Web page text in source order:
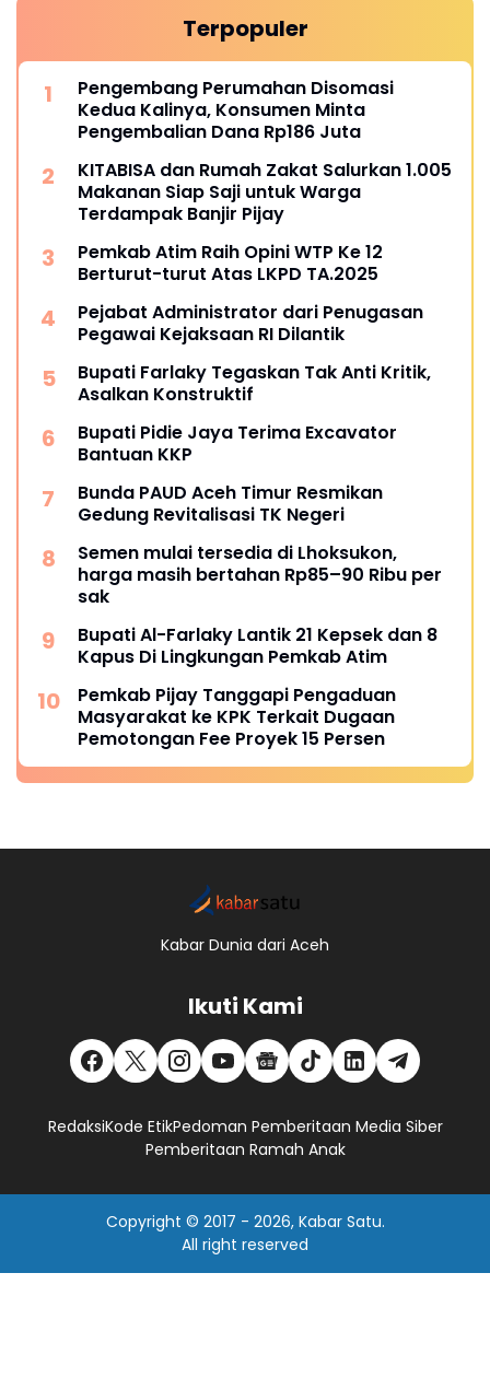
Terpopuler
Pengembang Perumahan Disomasi
Kedua Kalinya, Konsumen Minta
Pengembalian Dana Rp186 Juta
KITABISA dan Rumah Zakat Salurkan 1.005
Makanan Siap Saji untuk Warga
Terdampak Banjir Pijay
Pemkab Atim Raih Opini WTP Ke 12
Berturut-turut Atas LKPD TA.2025
Pejabat Administrator dari Penugasan
Pegawai Kejaksaan RI Dilantik
Bupati Farlaky Tegaskan Tak Anti Kritik,
Asalkan Konstruktif
Bupati Pidie Jaya Terima Excavator
Bantuan KKP
Bunda PAUD Aceh Timur Resmikan
Gedung Revitalisasi TK Negeri
Semen mulai tersedia di Lhoksukon,
harga masih bertahan Rp85–90 Ribu per
sak
Bupati Al-Farlaky Lantik 21 Kepsek dan 8
Kapus Di Lingkungan Pemkab Atim
Pemkab Pijay Tanggapi Pengaduan
Masyarakat ke KPK Terkait Dugaan
Pemotongan Fee Proyek 15 Persen
Kabar Dunia dari Aceh
Ikuti Kami
RedaksiKode EtikPedoman Pemberitaan Media Siber
Pemberitaan Ramah Anak
Copyright © 2017 - 2026, Kabar Satu.
All right reserved